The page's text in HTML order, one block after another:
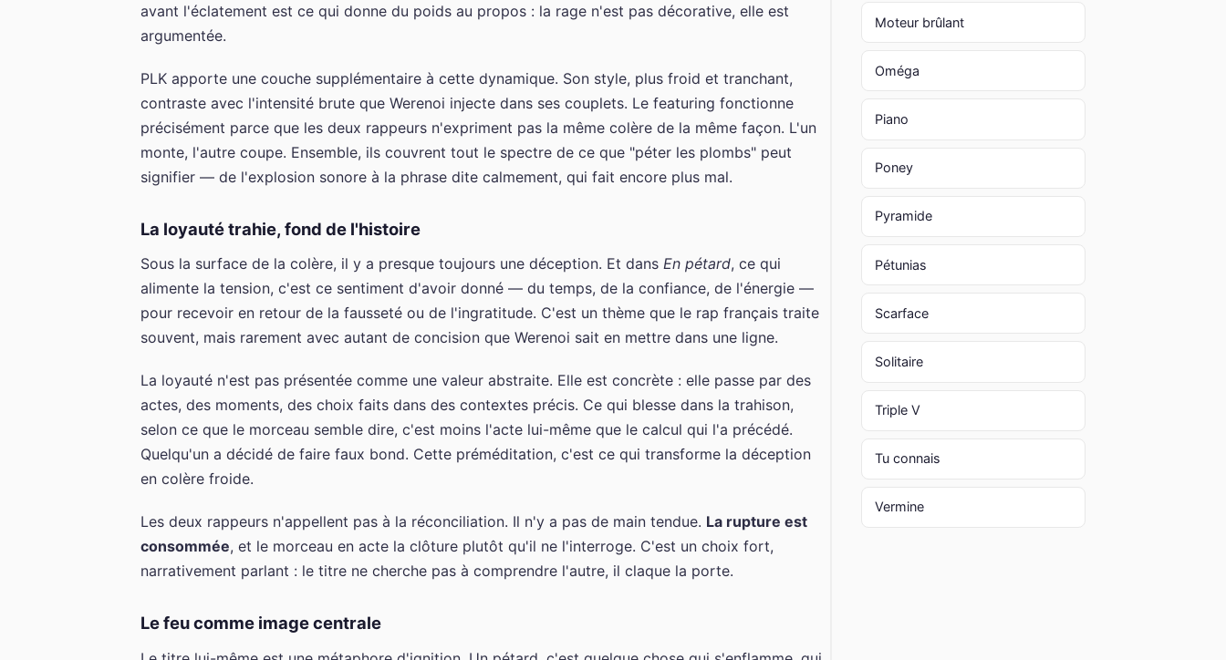
avant l'éclatement est ce qui donne du poids au propos : la rage n'est pas décorative, elle est
argumentée.
PLK apporte une couche supplémentaire à cette dynamique. Son style, plus froid et tranchant,
contraste avec l'intensité brute que Werenoi injecte dans ses couplets. Le featuring fonctionne
précisément parce que les deux rappeurs n'expriment pas la même colère de la même façon. L'un
monte, l'autre coupe. Ensemble, ils couvrent tout le spectre de ce que "péter les plombs" peut
signifier — de l'explosion sonore à la phrase dite calmement, qui fait encore plus mal.
La loyauté trahie, fond de l'histoire
Sous la surface de la colère, il y a presque toujours une déception. Et dans En pétard, ce qui
alimente la tension, c'est ce sentiment d'avoir donné — du temps, de la confiance, de l'énergie —
pour recevoir en retour de la fausseté ou de l'ingratitude. C'est un thème que le rap français traite
souvent, mais rarement avec autant de concision que Werenoi sait en mettre dans une ligne.
La loyauté n'est pas présentée comme une valeur abstraite. Elle est concrète : elle passe par des
actes, des moments, des choix faits dans des contextes précis. Ce qui blesse dans la trahison,
selon ce que le morceau semble dire, c'est moins l'acte lui-même que le calcul qui l'a précédé.
Quelqu'un a décidé de faire faux bond. Cette préméditation, c'est ce qui transforme la déception
en colère froide.
Les deux rappeurs n'appellent pas à la réconciliation. Il n'y a pas de main tendue. La rupture est
consommée, et le morceau en acte la clôture plutôt qu'il ne l'interroge. C'est un choix fort,
narrativement parlant : le titre ne cherche pas à comprendre l'autre, il claque la porte.
Le feu comme image centrale
Moteur brûlant
Oméga
Piano
Poney
Pyramide
Pétunias
Scarface
Solitaire
Triple V
Tu connais
Vermine